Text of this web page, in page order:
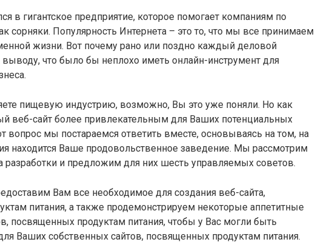
в гигантское предприятие, которое помогает компаниям по
сорняки. Популярность Интернета – это то, что мы все принимаем
жизни. Вот почему рано или поздно каждый деловой
выводу, что было бы неплохо иметь онлайн-инструмент для
пищевую индустрию, возможно, Вы это уже поняли. Но как
веб-сайт более привлекательным для Ваших потенциальных
вопрос мы постараемся ответить вместе, основываясь на том, на
находится Ваше продовольственное заведение. Мы рассмотрим
разработки и предложим для них шесть управляемых советов.
Вам все необходимое для создания веб-сайта,
питания, а также продемонстрируем некоторые аппетитные
посвященных продуктам питания, чтобы у Вас могли быть
Ваших собственных сайтов, посвященных продуктам питания.